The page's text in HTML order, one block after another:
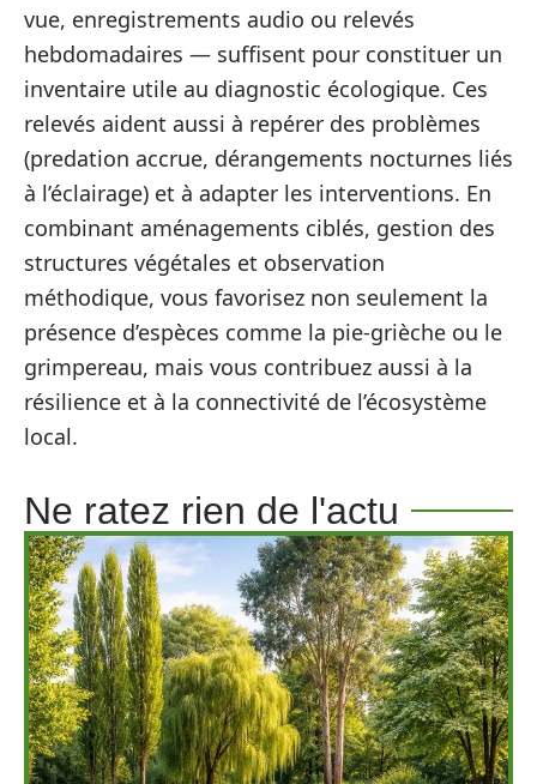
vue, enregistrements audio ou relevés
hebdomadaires — suffisent pour constituer un
inventaire utile au diagnostic écologique. Ces
relevés aident aussi à repérer des problèmes
(predation accrue, dérangements nocturnes liés
à l’éclairage) et à adapter les interventions. En
combinant aménagements ciblés, gestion des
structures végétales et observation
méthodique, vous favorisez non seulement la
présence d’espèces comme la pie-grièche ou le
grimpereau, mais vous contribuez aussi à la
résilience et à la connectivité de l’écosystème
local.
Ne ratez rien de l'actu